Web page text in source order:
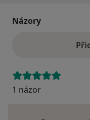
Názory
1 názor